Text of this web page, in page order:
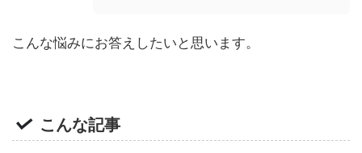
こんな悩みにお答えしたいと思います。
こんな記事